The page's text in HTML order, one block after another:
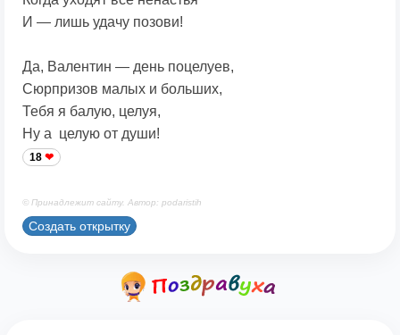
И — лишь удачу позови!
Да, Валентин — день поцелуев,
Сюрпризов малых и больших,
Тебя я балую, целуя,
Ну а целую от души!
18
© Принадлежит сайту. Автор: podaristih
Создать открытку